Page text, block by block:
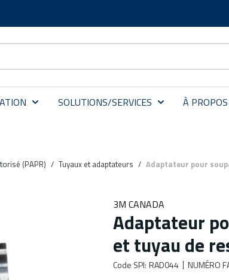
SOLUTIONS/SERVICES À PROPOS
(PAPR) / Tuyaux et adaptateurs / Adaptateur pour
3M CANADA
Adaptateur
et tuyau de
Code SPI: RAD044 NUMÉRO